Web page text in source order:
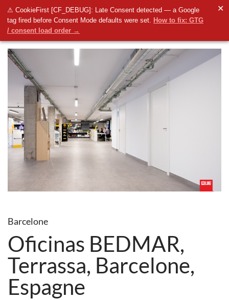
⚠ CookieFirst [CF_DEBUG]: Late Consent detected — a Google
tag fired before Consent Mode defaults were set. How to fix: GTG
/ consent load order →
✕
Barcelone
Oficinas BEDMAR,
Terrassa, Barcelone,
Espagne